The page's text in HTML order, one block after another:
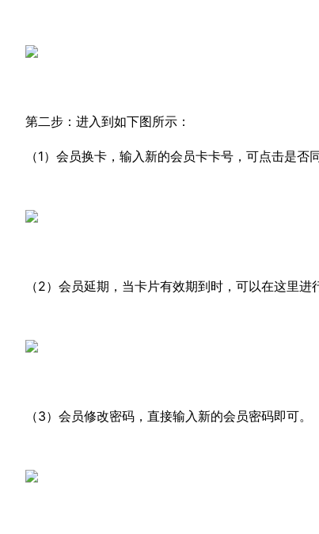
第二步：进入到如下图所示：
（1）会员换卡，输入新的会员卡卡号，可点击是否
（2）会员延期，当卡片有效期到时，可以在这里
（3）会员修改密码，直接输入新的会员密码即可。